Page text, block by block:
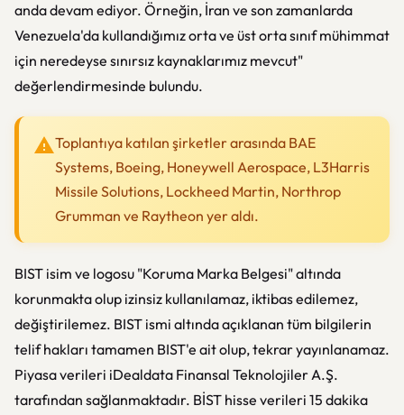
anda devam ediyor. Örneğin, İran ve son zamanlarda
Venezuela'da kullandığımız orta ve üst orta sınıf mühimmat
için neredeyse sınırsız kaynaklarımız mevcut"
değerlendirmesinde bulundu.
Toplantıya katılan şirketler arasında BAE
Systems, Boeing, Honeywell Aerospace, L3Harris
Missile Solutions, Lockheed Martin, Northrop
Grumman ve Raytheon yer aldı.
BIST isim ve logosu "Koruma Marka Belgesi" altında
korunmakta olup izinsiz kullanılamaz, iktibas edilemez,
değiştirilemez. BIST ismi altında açıklanan tüm bilgilerin
telif hakları tamamen BIST'e ait olup, tekrar yayınlanamaz.
Piyasa verileri iDealdata Finansal Teknolojiler A.Ş.
tarafından sağlanmaktadır. BİST hisse verileri 15 dakika